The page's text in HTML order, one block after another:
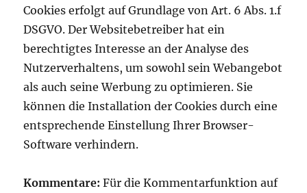
Cookies erfolgt auf Grundlage von Art. 6 Abs. 1.f
DSGVO. Der Websitebetreiber hat ein
berechtigtes Interesse an der Analyse des
Nutzerverhaltens, um sowohl sein Webangebot
als auch seine Werbung zu optimieren. Sie
können die Installation der Cookies durch eine
entsprechende Einstellung Ihrer Browser-
Software verhindern.
Kommentare: Für die Kommentarfunktion auf